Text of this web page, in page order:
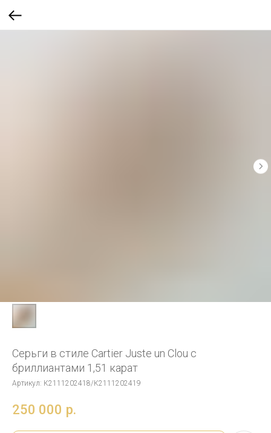
Серьги в стиле Cartier Juste un Clou с
бриллиантами 1,51 карат
Артикул: К2111202418/К2111202419
250 000 р.